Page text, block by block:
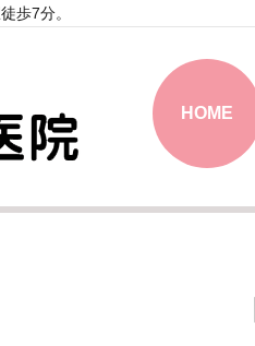
歩7分。
HOME